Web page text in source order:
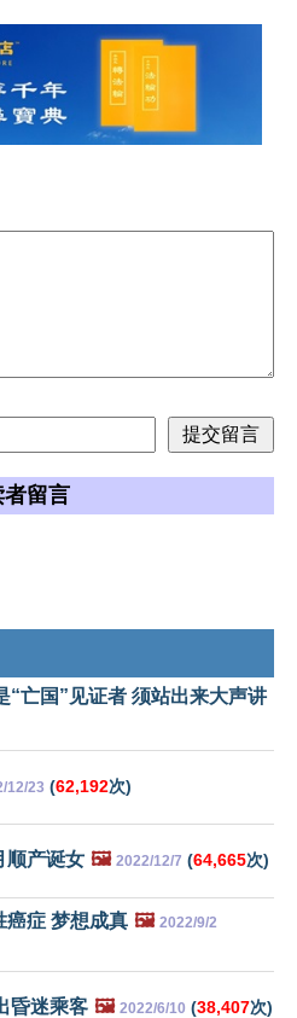
者留言
“亡国”见证者 须站出来大声讲
12/23 (62,192次)
顺产诞女 🖼️ 2022/12/7 (64,665次)
癌症 梦想成真 🖼️ 2022/9/2
昏迷乘客 🖼️ 2022/6/10 (38,407次)